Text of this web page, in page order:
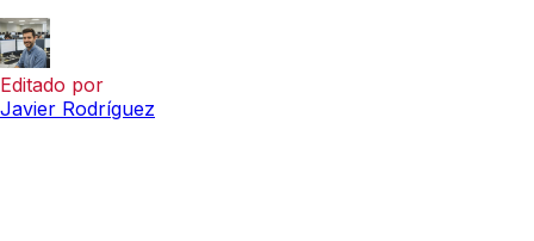
Editado por
Javier Rodríguez